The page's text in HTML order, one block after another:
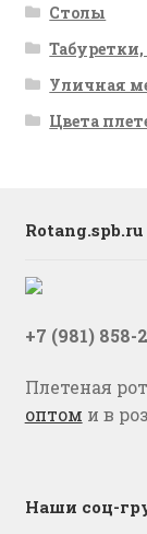
Столы
Уличная
Цвета
Rotang.spb.ru
+7 (981) 858-
Плетеная
оптом и в
Наши соц-